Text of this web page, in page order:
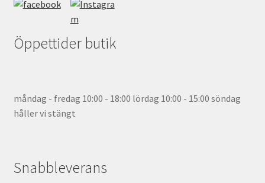
Öppettider butik
måndag - fredag 10:00 - 18:00 lördag 10:00 - 15:00 söndag
håller vi stängt
Snabbleverans